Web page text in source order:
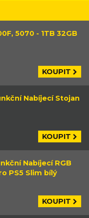
5070 - 1TB 32GB
KOUPIT
Nabíjecí Stojan
KOUPIT
Nabíjecí RGB
PS5 Slim bílý
KOUPIT